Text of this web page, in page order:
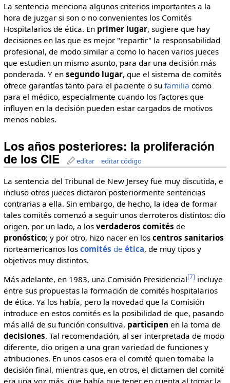
La sentencia menciona algunos criterios importantes a la
hora de juzgar si son o no convenientes los Comités
Hospitalarios de ética. En primer lugar, sugiere que hay
decisiones en las que es mejor "repartir" la responsabilidad
profesional, de modo similar a como lo hacen varios jueces
que estudien un mismo asunto, para dar una decisión más
ponderada. Y en segundo lugar, que el sistema de comités
ofrece garantías tanto para el paciente o su familia como
para el médico, especialmente cuando los factores que
influyen en la decisión pueden estar cargados de motivos
menos nobles.
Los años posteriores: la proliferación
de los CIE editar editar código
La sentencia del Tribunal de New Jersey fue muy discutida, e
incluso otros jueces dictaron posteriormente sentencias
contrarias a ella. Sin embargo, de hecho, la idea de formar
tales comités comenzó a seguir unos derroteros distintos: dio
origen, por un lado, a los verdaderos comités de
pronóstico; y por otro, hizo nacer en los centros sanitarios
norteamericanos los comités de ética, de muy tipos y
objetivos muy distintos.
Más adelante, en 1983, una Comisión Presidencial[7] incluye
entre sus propuestas la formación de comités hospitalarios
de ética. Ya los había, pero la novedad que la Comisión
introduce en estos comités es la posibilidad de que, pasando
más allá de su función consultiva, participen en la toma de
decisiones. Tal recomendación, al ser interpretada de modo
diferente, dio origen a una gran variedad de funciones y
atribuciones. En unos casos era el comité quien tomaba la
decisión final, mientras que, en otros, el dictamen del comité